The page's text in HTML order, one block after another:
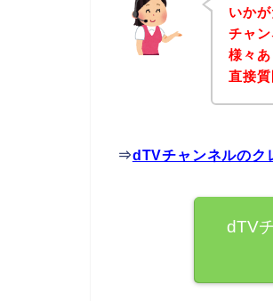
いか
チャ
様々
直接
⇒dTVチャンネルのク
dTV